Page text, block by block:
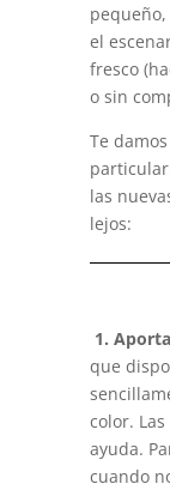
el
fresco
o sin
Te
las
lejos:
1.
que
color.
ayuda.
cuando